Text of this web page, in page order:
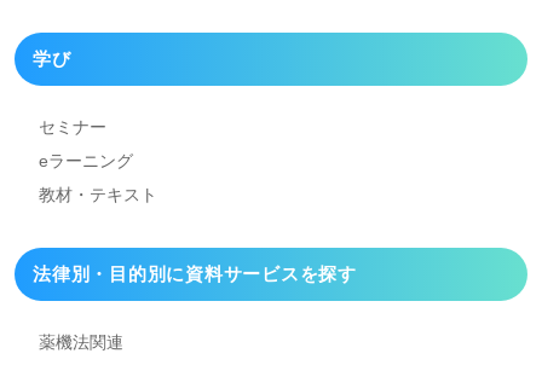
学び
セミナー
eラーニング
教材・テキスト
法律別・目的別に資料サービスを探す
薬機法関連